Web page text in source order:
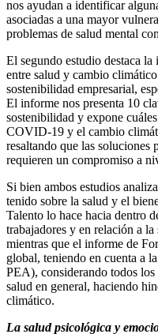
nos ayudan a identificar
asociadas a una mayor
problemas de salud mental
El segundo estudio destaca
entre salud y cambio
sostenibilidad empresarial,
El informe nos presenta 10
sostenibilidad y expone
COVID-19 y el cambio
resaltando que las soluciones
requieren un compromiso a
Si bien ambos estudios
tenido sobre la salud y el
Talento lo hace hacia dentro
trabajadores y en relación a
mientras que el informe de
global, teniendo en cuenta a
PEA), considerando todos los
salud en general, haciendo
climático.
La salud psicológica y